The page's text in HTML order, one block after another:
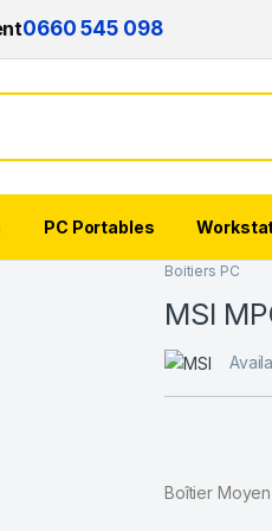
0660 545 098
PC Portables
Boitiers PC
MSI
Boîtier